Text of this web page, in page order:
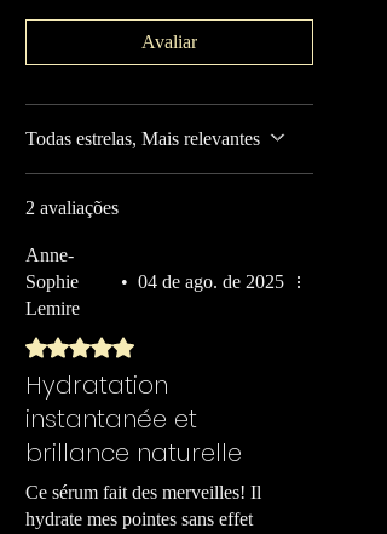
trabalhando suavemente. Isso ajuda a
Tratamento noturno:Antes de dormir,
aplique uma pequena quantidade de sérum
intensiva e cabelos revitalizados pela
Avaliar
Todas estrelas, Mais relevantes
2 avaliações
Anne-
Sophie
Lemire
• 04 de ago. de 2025
Rated 5 out of 5 stars.
Hydratation
instantanée et
brillance naturelle
Ce sérum fait des merveilles! Il
hydrate mes pointes sans effet